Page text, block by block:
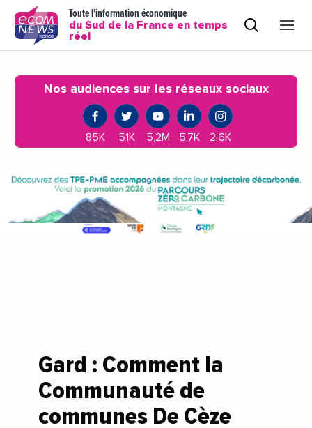
Toute l'information économique
du Sud de la France en temps
réel
Nos audiences sur les réseaux sociaux
85K 51K 5,2M 5,7K 2,6K
Gard : Comment la
Communauté de
communes De Cèze